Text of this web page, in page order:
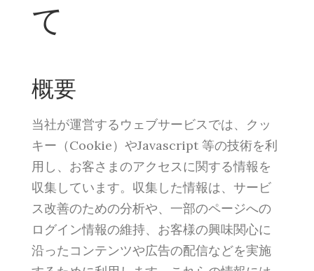
て
概要
当社が運営するウェブサービスでは、クッ
キー（Cookie）やJavascript 等の技術を利
用し、お客さまのアクセスに関する情報を
収集しています。収集した情報は、サービ
ス改善のための分析や、一部のページへの
ログイン情報の維持、お客様の興味関心に
沿ったコンテンツや広告の配信などを実施